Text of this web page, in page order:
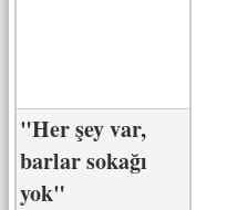
"Her şey var,
barlar sokağı
yok"